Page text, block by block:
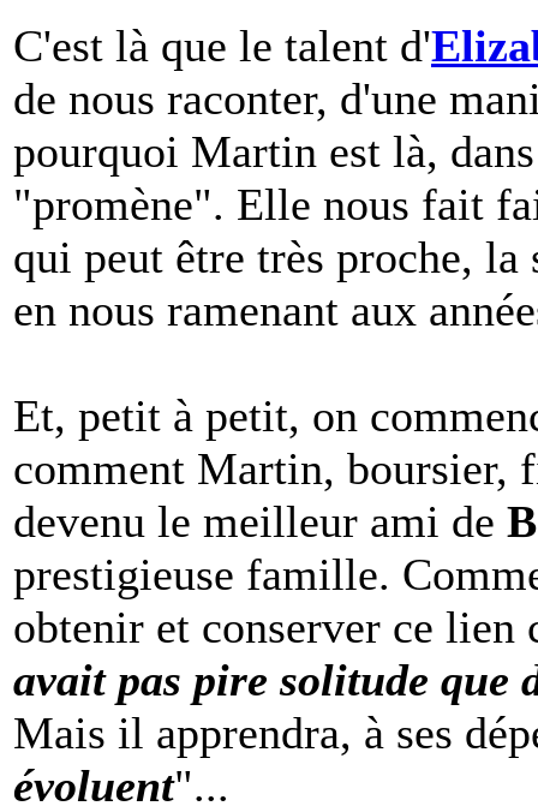
C'est là que le talent d'
de nous raconter, d'une
pourquoi Martin est là,
"promène". Elle nous fait
qui peut être très proche,
en nous ramenant aux
Et, petit à petit, on
comment Martin, boursier,
devenu le meilleur ami de
prestigieuse famille.
obtenir et conserver ce
avait pas pire solitude que
Mais il apprendra, à ses
évoluent"...